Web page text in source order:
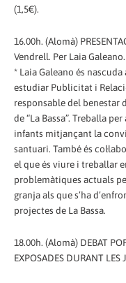
(1,5€).
16.00h. (Alomà)
Vendrell. Per Laia Galeano.
* Laia Galeano és
estudiar Publicitat i
responsable del benestar
de “La Bassa”. Treballa
infants mitjançant la
santuari. També és
el que és viure i treballar
problemàtiques actuals
granja als que s’ha
projectes de La Bassa.
18.00h. (Alomà) DEBAT
EXPOSADES DURANT LES